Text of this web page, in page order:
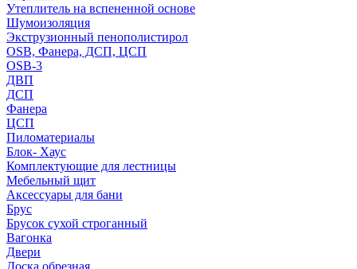
Утеплитель на вспененной основе
Шумоизоляция
Экструзионный пенополистирол
OSB, Фанера, ДСП, ЦСП
OSB-3
ДВП
ДСП
Фанера
ЦСП
Пиломатериалы
Блок- Хаус
Комплектующие для лестницы
Мебельный щит
Аксессуары для бани
Брус
Брусок сухой строганный
Вагонка
Двери
Доска обрезная